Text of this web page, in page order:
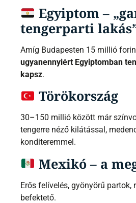
Egyiptom –
tengerparti
Amíg Budapesten 15 millió
ugyanennyiért Egyiptomban
kapsz.
Törökország
30–150 millió között már
tengerre néző kilátással,
konditeremmel.
Mexikó – a
Erős felívelés, gyönyörű partok,
befektető.